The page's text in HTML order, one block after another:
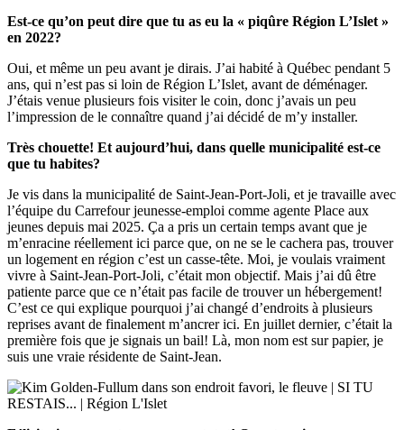
Est-ce qu’on peut dire que tu as eu la « piqûre Région L’Islet »
en 2022?
Oui, et même un peu avant je dirais. J’ai habité à Québec pendant 5
ans, qui n’est pas si loin de Région L’Islet, avant de déménager.
J’étais venue plusieurs fois visiter le coin, donc j’avais un peu
l’impression de le connaître quand j’ai décidé de m’y installer.
Très chouette! Et aujourd’hui, dans quelle municipalité est-ce
que tu habites?
Je vis dans la municipalité de Saint-Jean-Port-Joli, et je travaille avec
l’équipe du Carrefour jeunesse-emploi comme agente Place aux
jeunes depuis mai 2025. Ça a pris un certain temps avant que je
m’enracine réellement ici parce que, on ne se le cachera pas, trouver
un logement en région c’est un casse-tête. Moi, je voulais vraiment
vivre à Saint-Jean-Port-Joli, c’était mon objectif. Mais j’ai dû être
patiente parce que ce n’était pas facile de trouver un hébergement!
C’est ce qui explique pourquoi j’ai changé d’endroits à plusieurs
reprises avant de finalement m’ancrer ici. En juillet dernier, c’était la
première fois que je signais un bail! Là, mon nom est sur papier, je
suis une vraie résidente de Saint-Jean.